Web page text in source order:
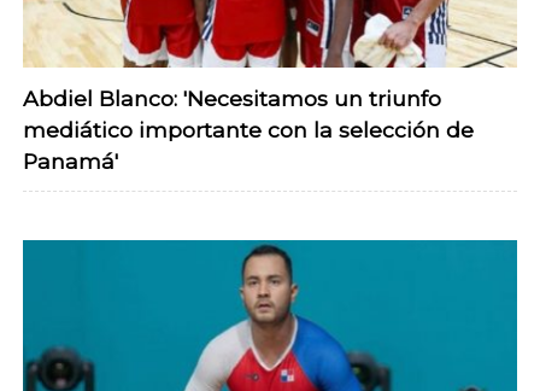
Abdiel Blanco: 'Necesitamos un triunfo
mediático importante con la selección de
Panamá'